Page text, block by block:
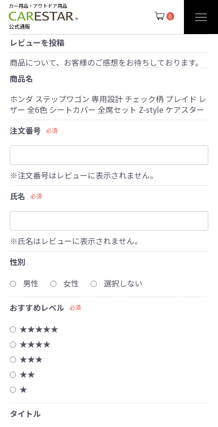
0
カー用品・アウトドア用品
公式通販
レビューを投稿
商品について、お客様のご感想をお待ちしております。
商品名
ホンダ ステップワゴン 専用設計 チェック柄 プレイド レ
ザー 全6色 シートカバー 全席セット Z-style ケアスター
注文番号
必須
※注文番号はレビューに表示されません。
氏名
必須
※氏名はレビューに表示されません。
性別
男性
女性 選択しない
おすすめレベル 必須
★★★★★
★★★★
★★★
★★
★
タイトル